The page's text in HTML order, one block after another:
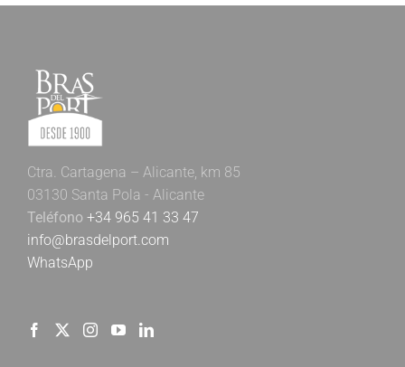
Ctra. Cartagena – Alicante, km 85
03130 Santa Pola - Alicante
Teléfono +34 965 41 33 47
info@brasdelport.com
WhatsApp